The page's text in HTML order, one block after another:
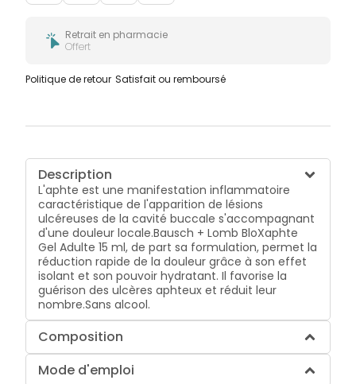
Retrait en pharmacie
Offert
Politique de retour Satisfait ou remboursé
Description
L'aphte est une manifestation inflammatoire
caractéristique de l'apparition de lésions
ulcéreuses de la cavité buccale s'accompagnant
d'une douleur locale.Bausch + Lomb BloXaphte
Gel Adulte 15 ml, de part sa formulation, permet la
réduction rapide de la douleur grâce à son effet
isolant et son pouvoir hydratant. Il favorise la
guérison des ulcères aphteux et réduit leur
nombre.Sans alcool.
Composition
Mode d'emploi